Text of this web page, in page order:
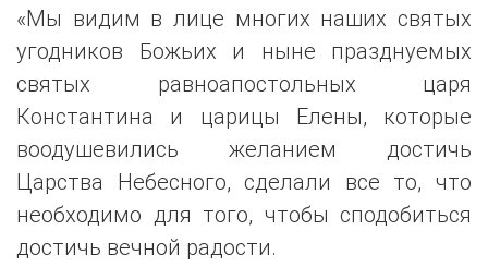
«Мы видим в лице многих наших святых
угодников Божьих и ныне празднуемых
святых равноапостольных царя
Константина и царицы Елены, которые
воодушевились желанием достичь
Царства Небесного, сделали все то, что
необходимо для того, чтобы сподобиться
достичь вечной радости.